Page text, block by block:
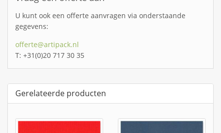
U kunt ook een offerte aanvragen via onderstaande
gegevens:
offerte@artipack.nl
T: +31(0)20 717 30 35
Gerelateerde producten